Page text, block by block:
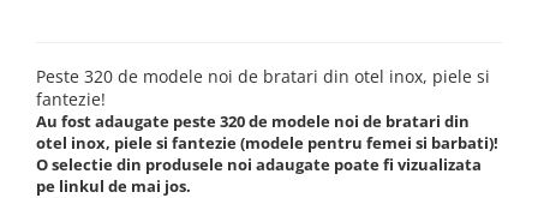
Peste 320 de modele noi de bratari din otel inox, piele si
fantezie!
Au fost adaugate peste 320 de modele noi de bratari din
otel inox, piele si fantezie (modele pentru femei si barbati)!
O selectie din produsele noi adaugate poate fi vizualizata
pe linkul de mai jos.